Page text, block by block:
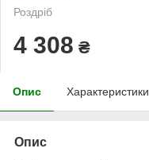
Роздріб
4 308 ₴
Опис Характеристики
Опис